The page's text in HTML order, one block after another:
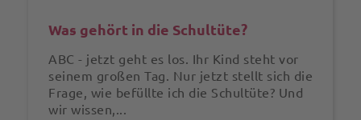
Was gehört in die Schultüte?
ABC - jetzt geht es los. Ihr Kind steht vor
seinem großen Tag. Nur jetzt stellt sich die
Frage, wie befüllte ich die Schultüte? Und
wir wissen,...